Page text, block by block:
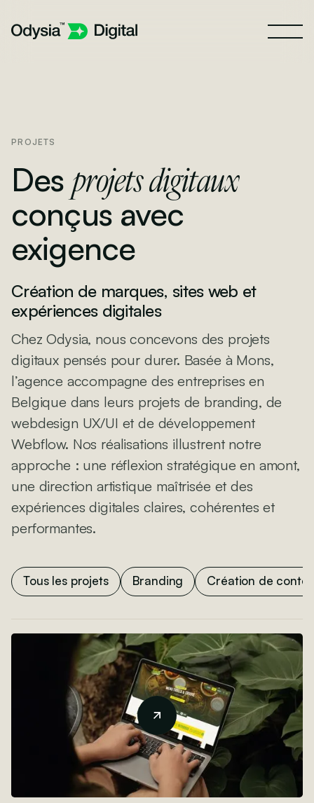
PROJETS
Des projets digitaux
conçus avec
exigence
Création de marques, sites web et
expériences digitales
Chez Odysia, nous concevons des projets
digitaux pensés pour durer. Basée à Mons,
l’agence accompagne des entreprises en
Belgique dans leurs projets de branding, de
webdesign UX/UI et de développement
Webflow. Nos réalisations illustrent notre
approche : une réflexion stratégique en amont,
une direction artistique maîtrisée et des
expériences digitales claires, cohérentes et
performantes.
Tous les projets Branding Création de